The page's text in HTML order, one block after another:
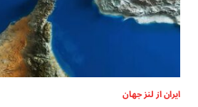
ایران از لنز جهان